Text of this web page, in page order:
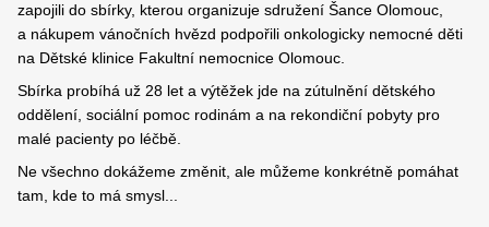
zapojili do sbírky, kterou organizuje sdružení Šance Olomouc,
a nákupem vánočních hvězd podpořili onkologicky nemocné děti
na Dětské klinice Fakultní nemocnice Olomouc.
Sbírka probíhá už 28 let a výtěžek jde na zútulnění dětského
oddělení, sociální pomoc rodinám a na rekondiční pobyty pro
malé pacienty po léčbě.
Ne všechno dokážeme změnit, ale můžeme konkrétně pomáhat
tam, kde to má smysl...